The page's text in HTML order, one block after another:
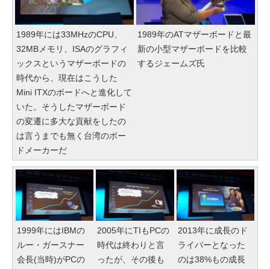
1989年には33MHzのCPU、
32MBメモリ、ISAのグラフィ
ックスというマザーボードの
時代から、現在はこうした
Mini ITXのボードへと進化して
いた。そうしたマザーボード
の変遷に多大な貢献をしたの
は言うまでも無く台湾のボー
ドメーカーだ
1989年のATマザーボードと最
新の小型マザーボードを比較
するジェームズ氏
1999年にはIBMの
ルー・ガースナー
会長(当時)がPCの
2005年にTIもPCの
時代は終わりと言
ったが、その後も
2013年に成長のド
ライバーとなった
のは38%もの成長